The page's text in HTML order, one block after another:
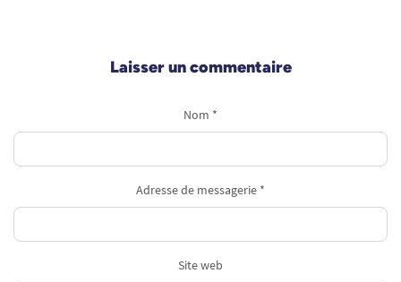
Laisser un commentaire
Nom *
Adresse de messagerie *
Site web